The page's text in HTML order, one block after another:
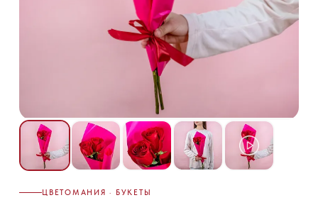
ЦВЕТОМАНИЯ · БУКЕТЫ